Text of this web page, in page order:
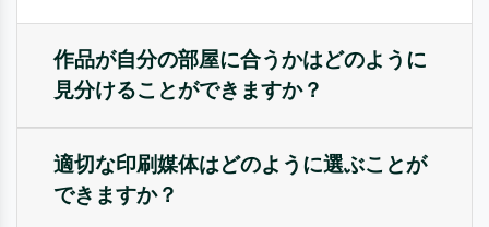
作品が自分の部屋に合うかはどのように
見分けることができますか？
適切な印刷媒体はどのように選ぶことが
できますか？